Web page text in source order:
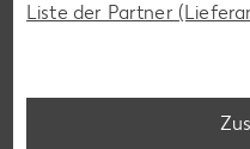
Kundenservice steht für
Zu
Liste der Partner